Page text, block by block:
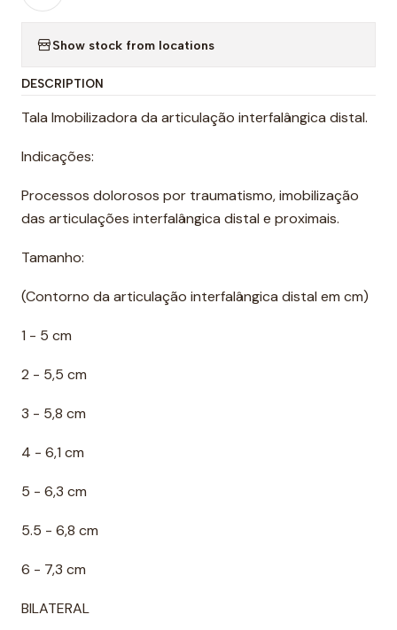
Show stock from locations
DESCRIPTION
Tala Imobilizadora da articulação interfalângica distal.
Indicações:
Processos dolorosos por traumatismo, imobilização
das articulações interfalângica distal e proximais.
Tamanho:
(Contorno da articulação interfalângica distal em cm)
1 - 5 cm
2 - 5,5 cm
3 - 5,8 cm
4 - 6,1 cm
5 - 6,3 cm
5.5 - 6,8 cm
6 - 7,3 cm
BILATERAL